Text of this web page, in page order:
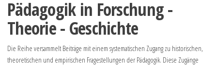
Pädagogik in Forschung -
Theorie - Geschichte
Die Reihe versammelt Beiträge mit einem systematischen Zugang zu historischen,
theoretischen und empirischen Fragestellungen der Pädagogik. Diese Zugänge